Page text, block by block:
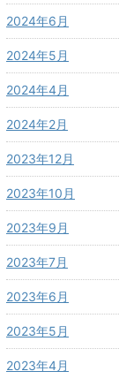
2024年6月
2024年5月
2024年4月
2024年2月
2023年12月
2023年10月
2023年9月
2023年7月
2023年6月
2023年5月
2023年4月